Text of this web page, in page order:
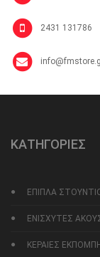
2431 131786
ΚΑΤΗΓΟΡΙΕΣ
ΕΠΙΠΛΑ
ΕΝΙΣΧΥΤΕΣ
ΚΕΡΑΙΕΣ